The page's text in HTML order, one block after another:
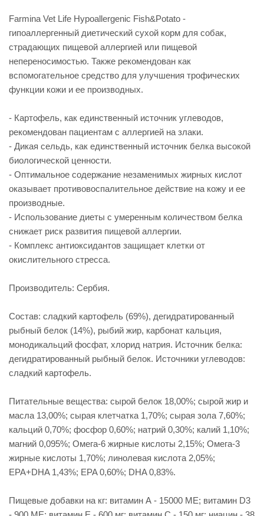
Farmina Vet Life Hypoallergenic Fish&Potato -
гипоаллергенный диетический сухой корм для собак,
страдающих пищевой аллергией или пищевой
непереносимостью. Также рекомендован как
вспомогательное средство для улучшения трофических
функции кожи и ее производных.
- Картофель, как единственный источник углеводов,
рекомендован пациентам с аллергией на злаки.
- Дикая сельдь, как единственный источник белка высокой
биологической ценности.
- Оптимальное содержание незаменимых жирных кислот
оказывает противовоспалительное действие на кожу и ее
производные.
- Использование диеты с умеренным количеством белка
снижает риск развития пищевой аллергии.
- Комплекс антиоксидантов защищает клетки от
окислительного стресса.
Производитель: Сербия.
Состав: сладкий картофель (69%), дегидратированный
рыбный белок (14%), рыбий жир, карбонат кальция,
монодикальций фосфат, хлорид натрия. Источник белка:
дегидратированный рыбный белок. Источники углеводов:
сладкий картофель.
Питательные вещества: сырой белок 18,00%; сырой жир и
масла 13,00%; сырая клетчатка 1,70%; сырая зола 7,60%;
кальций 0,70%; фосфор 0,60%; натрий 0,30%; калий 1,10%;
магний 0,095%; Омега-6 жирные кислоты 2,15%; Омега-3
жирные кислоты 1,70%; линолевая кислота 2,05%;
EPA+DHA 1,43%; EPA 0,60%; DHA 0,83%.
Пищевые добавки на кг: витамин А - 15000 МЕ; витамин D3